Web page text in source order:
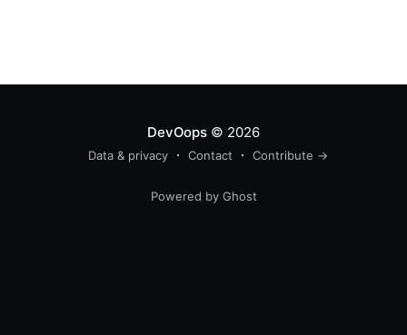
DevOops© 2026
Data & privacy Contact Contribute →
Powered by Ghost